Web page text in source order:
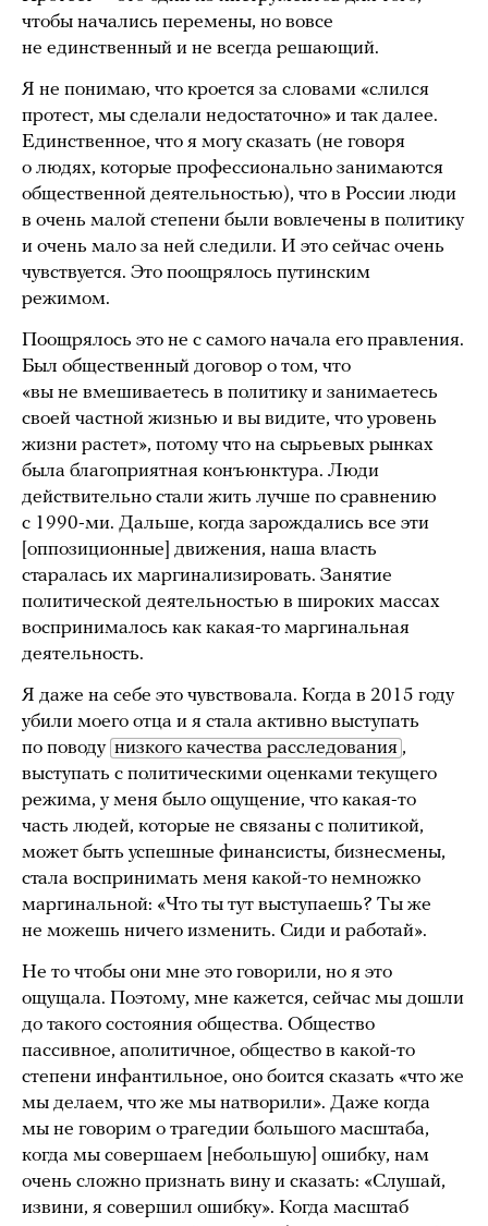
чтобы начались перемены, но вовсе
не единственный и не всегда решающий.
Я не понимаю, что кроется за словами «слился
протест, мы сделали недостаточно» и так далее.
Единственное, что я могу сказать (не говоря
о людях, которые профессионально занимаются
общественной деятельностью), что в России люди
в очень малой степени были вовлечены в политику
и очень мало за ней следили. И это сейчас очень
чувствуется. Это поощрялось путинским
режимом.
Поощрялось это не с самого начала его правления.
Был общественный договор о том, что
«вы не вмешиваетесь в политику и занимаетесь
своей частной жизнью и вы видите, что уровень
жизни растет», потому что на сырьевых рынках
была благоприятная конъюнктура. Люди
действительно стали жить лучше по сравнению
с 1990-ми. Дальше, когда зарождались все эти
[оппозиционные] движения, наша власть
старалась их маргинализировать. Занятие
политической деятельностью в широких массах
воспринималось как какая-то маргинальная
деятельность.
Я даже на себе это чувствовала. Когда в 2015 году
убили моего отца и я стала активно выступать
по поводу низкого качества расследования ,
выступать с политическими оценками текущего
режима, у меня было ощущение, что какая-то
часть людей, которые не связаны с политикой,
может быть успешные финансисты, бизнесмены,
стала воспринимать меня какой-то немножко
маргинальной: «Что ты тут выступаешь? Ты же
не можешь ничего изменить. Сиди и работай».
Не то чтобы они мне это говорили, но я это
ощущала. Поэтому, мне кажется, сейчас мы дошли
до такого состояния общества. Общество
пассивное, аполитичное, общество в какой-то
степени инфантильное, оно боится сказать «что же
мы делаем, что же мы натворили». Даже когда
мы не говорим о трагедии большого масштаба,
когда мы совершаем [небольшую] ошибку, нам
очень сложно признать вину и сказать: «Слушай,
извини, я совершил ошибку». Когда масштаб